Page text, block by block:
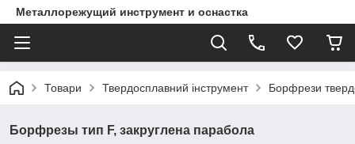
Металлорежущий инструмент и оснастка
Товари Твердосплавний інструмент Борфрези
Борфрезы тип F, закруглена парабола